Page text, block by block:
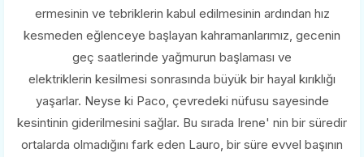
ermesinin ve tebriklerin kabul edilmesinin ardından hız
kesmeden eğlenceye başlayan kahramanlarımız, gecenin
geç saatlerinde yağmurun başlaması ve
elektriklerin kesilmesi sonrasında büyük bir hayal kırıklığı
yaşarlar. Neyse ki Paco, çevredeki nüfusu sayesinde
kesintinin giderilmesini sağlar. Bu sırada Irene' nin bir süredir
ortalarda olmadığını fark eden Lauro, bir süre evvel başının